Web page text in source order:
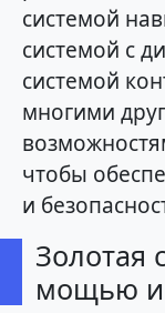
системой
системой с
системой
многими
чтобы
и
Золотая
мощью и